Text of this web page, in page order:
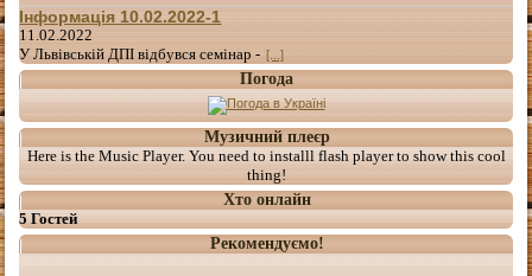
Інформація 10.02.2022-1
11.02.2022
У Львівській ДПІ відбувся семінар - [...]
Погода
Музичний плеєр
Here is the Music Player. You need to installl flash player to show this cool
thing!
Хто онлайн
5 Гостей
Рекомендуємо!